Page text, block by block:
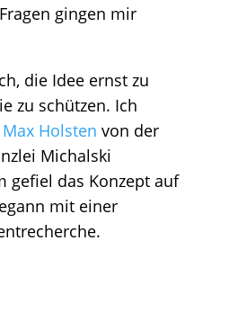
gingen mir
die Idee ernst zu
zu schützen. Ich
Max Holsten von der
Michalski
gefiel das Konzept auf
mit einer